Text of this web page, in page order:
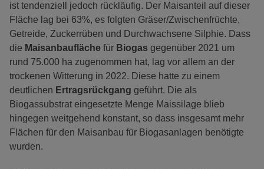
ist tendenziell jedoch rückläufig. Der Maisanteil auf dieser
Fläche lag bei 63%, es folgten Gräser/Zwischenfrüchte,
Getreide, Zuckerrüben und Durchwachsene Silphie. Dass
die Maisanbaufläche für Biogas gegenüber 2021 um
rund 75.000 ha zugenommen hat, lag vor allem an der
trockenen Witterung in 2022. Diese hatte zu einem
deutlichen Ertragsrückgang geführt. Die als
Biogassubstrat eingesetzte Menge Maissilage blieb
hingegen weitgehend konstant, so dass insgesamt mehr
Flächen für den Maisanbau für Biogasanlagen benötigte
wurden.